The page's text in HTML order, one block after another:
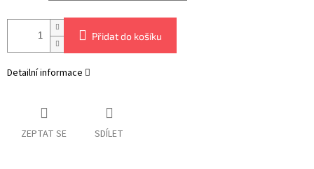
Přidat do košíku
Detailní informace
ZEPTAT SE SDÍLET